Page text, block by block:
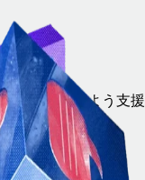
していけるよう支援